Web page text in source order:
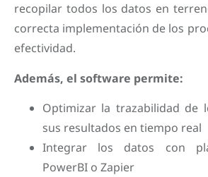
recopilar todos los datos en
correcta implementación de los
efectividad.
Además, el software permite:
Optimizar la trazabilidad de
sus resultados en tiempo real
Integrar los datos con
PowerBI o Zapier